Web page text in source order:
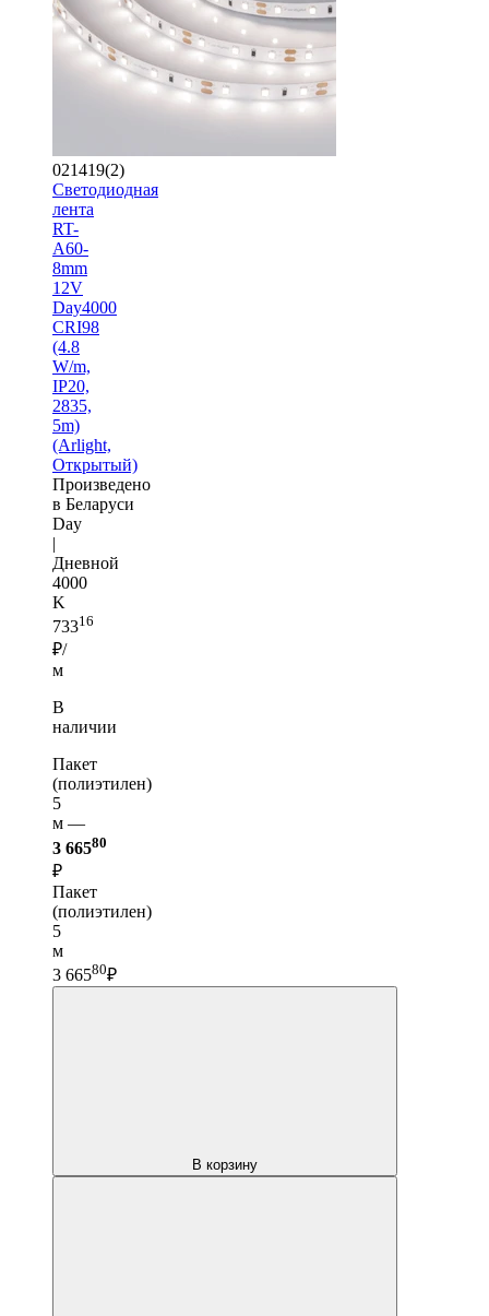
021419(2)
Светодиодная
лента
RT-
A60-
8mm
12V
Day4000
CRI98
(4.8
W/m,
IP20,
2835,
5m)
(Arlight,
Открытый)
Произведено
в Беларуси
Day
|
Дневной
4000
K
73316
₽/
м
В
наличии
Пакет
(полиэтилен)
5
м —
3 66580
₽
Пакет
(полиэтилен)
5
м
3 66580₽
В корзину